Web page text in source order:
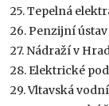
25. Tepelná
26. Penzijní
27. Nádraží v
28. Elektrické
29. Vltavská